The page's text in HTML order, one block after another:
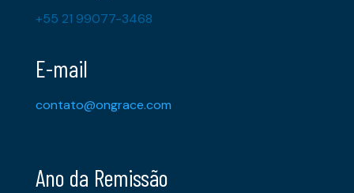
+55 21 99077-3468
E-mail
contato@ongrace.com
Ano da Remissão